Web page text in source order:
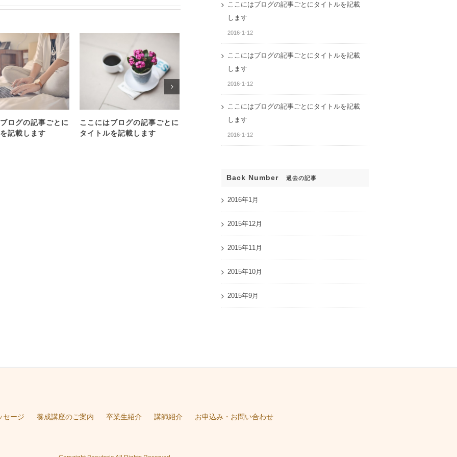
ログの記事ごとに
記載します
ここにはブログの記事ごとに
タイトルを記載します
ここにはブログの記事ごとに
タイトルを記載します
ここにはブログの記事ごとにタイトルを記載
します
2016-1-12
ここにはブログの記事ごとにタイトルを記載
します
2016-1-12
ここにはブログの記事ごとにタイトルを記載
します
2016-1-12
Back Number 過去の記事
2016年1月
2015年12月
2015年11月
2015年10月
2015年9月
セージ 養成講座のご案内 卒業生紹介 講師紹介 お申込み・お問い合わせ